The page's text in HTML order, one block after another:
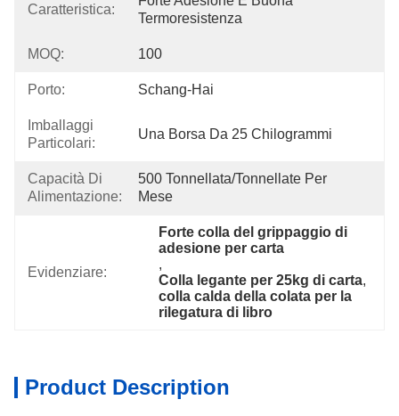
Caratteristica:
Termoresistenza
MOQ: 100
Porto: Schang-Hai
Imballaggi
Particolari:
Una Borsa Da 25 Chilogrammi
Capacità Di
Alimentazione:
500 Tonnellata/tonnellate Per
Mese
Evidenziare:
Forte colla del grippaggio di
adesione per carta
,
Colla legante per 25kg di carta
colla calda della colata per la
rilegatura di libro
Product Description